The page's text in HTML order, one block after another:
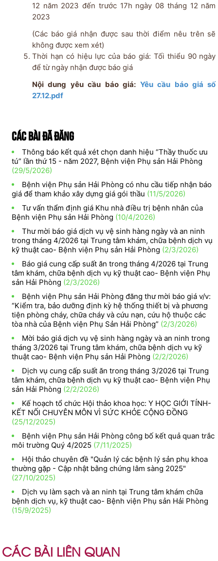
12 năm 2023 đến trước 17h ngày 08 tháng 12 năm
2023
(Các báo giá nhận được sau thời điểm nêu trên sẽ
không được xem xét)
Thời hạn có hiệu lực của báo giá: Tối thiểu 90 ngày
để từ ngày nhận được báo giá
Nội dung yêu cầu báo giá: Yêu cầu báo giá số
27.12.pdf
Các bài đã đăng
Thông báo kết quả xét chọn danh hiệu “Thầy thuốc ưu
tú” lần thứ 15 - năm 2027, Bệnh viện Phụ sản Hải Phòng
(29/5/2026)
Bệnh viện Phụ sản Hải Phòng có nhu cầu tiếp nhận báo
giá để tham khảo xây dựng giá gói thầu (11/5/2026)
Tư vấn thẩm định giá Khu nhà điều trị bệnh nhân của
Bệnh viện Phụ sản Hải Phòng (10/4/2026)
Thư mời báo giá dịch vụ vệ sinh hàng ngày và an ninh
trong tháng 4/2026 tại Trung tâm khám, chữa bệnh dịch vụ
kỹ thuật cao- Bệnh viện Phụ sản Hải Phòng (2/3/2026)
Báo giá cung cấp suất ăn trong tháng 4/2026 tại Trung
tâm khám, chữa bệnh dịch vụ kỹ thuật cao- Bệnh viện Phụ
sản Hải Phòng (2/3/2026)
Bệnh viện Phụ sản Hải Phòng đăng thư mời báo giá v/v:
“Kiểm tra, bảo dưỡng định kỳ hệ thống thiết bị và phương
tiện phòng cháy, chữa cháy và cứu nạn, cứu hộ thuộc các
tòa nhà của Bệnh viện Phụ Sản Hải Phòng” (2/3/2026)
Mời báo giá dịch vụ vệ sinh hàng ngày và an ninh trong
tháng 3/2026 tại Trung tâm khám, chữa bệnh dịch vụ kỹ
thuật cao- Bệnh viện Phụ sản Hải Phòng (2/2/2026)
Dịch vụ cung cấp suất ăn trong tháng 3/2026 tại Trung
tâm khám, chữa bệnh dịch vụ kỹ thuật cao- Bệnh viện Phụ
sản Hải Phòng (2/2/2026)
Kế hoạch tổ chức Hội thảo khoa học: Y HỌC GIỚI TÍNH-
KẾT NỐI CHUYÊN MÔN VÌ SỨC KHỎE CỘNG ĐỒNG
(25/12/2025)
Bệnh viện Phụ sản Hải Phòng công bố kết quả quan trắc
môi trường Quý 4/2025 (7/11/2025)
Hội thảo chuyên đề "Quản lý các bệnh lý sản phụ khoa
thường gặp - Cập nhật bằng chứng lâm sàng 2025"
(27/10/2025)
Dịch vụ làm sạch và an ninh tại Trung tâm khám chữa
bệnh dịch vụ, kỹ thuật cao- Bệnh viện Phụ sản Hải Phòng
(15/9/2025)
CÁC BÀI LIÊN QUAN